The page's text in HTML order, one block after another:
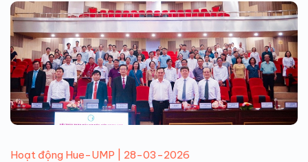
Hoạt động Hue-UMP | 28-03-2026